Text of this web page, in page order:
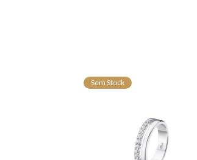
Sem Stock